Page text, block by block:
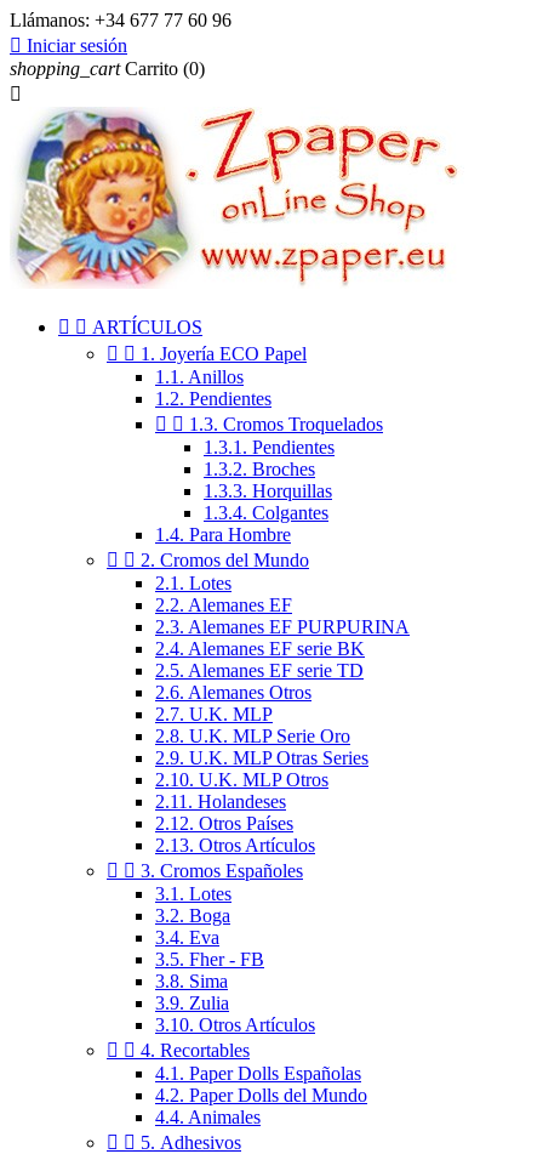
Llámanos: +34 677 77 60 96
 Iniciar sesión
shopping_cart Carrito (0)

  ARTÍCULOS
  1. Joyería ECO Papel
1.1. Anillos
1.2. Pendientes
  1.3. Cromos Troquelados
1.3.1. Pendientes
1.3.2. Broches
1.3.3. Horquillas
1.3.4. Colgantes
1.4. Para Hombre
  2. Cromos del Mundo
2.1. Lotes
2.2. Alemanes EF
2.3. Alemanes EF PURPURINA
2.4. Alemanes EF serie BK
2.5. Alemanes EF serie TD
2.6. Alemanes Otros
2.7. U.K. MLP
2.8. U.K. MLP Serie Oro
2.9. U.K. MLP Otras Series
2.10. U.K. MLP Otros
2.11. Holandeses
2.12. Otros Países
2.13. Otros Artículos
  3. Cromos Españoles
3.1. Lotes
3.2. Boga
3.4. Eva
3.5. Fher - FB
3.8. Sima
3.9. Zulia
3.10. Otros Artículos
  4. Recortables
4.1. Paper Dolls Españolas
4.2. Paper Dolls del Mundo
4.4. Animales
  5. Adhesivos